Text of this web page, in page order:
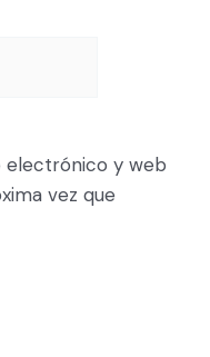
electrónico y web
vez que